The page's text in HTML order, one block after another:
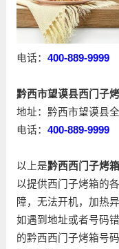
电话： 400-889-9999
黔西市望谟县西门子
地址：黔西市望谟县
电话： 400-889-9999
以上是黔西西门子烤
以提供西门子烤箱的
障，无法开机，加热
如遇到地址或者号码
的黔西西门子烤箱号